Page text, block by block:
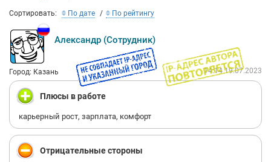
Сортировать: По дате По рейтингу
Александр (Сотрудник)
Город: Казань 14:14 19.07.2023
Плюсы в работе
карьерный рост, зарплата, комфорт
Отрицательные стороны